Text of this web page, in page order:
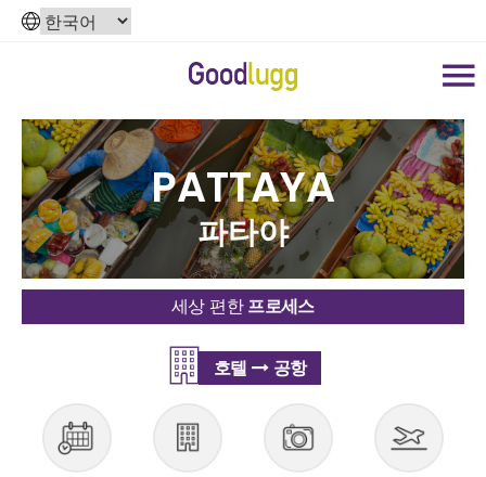
PATTAYA
파타야
세상 편한프로세스
호텔 공항